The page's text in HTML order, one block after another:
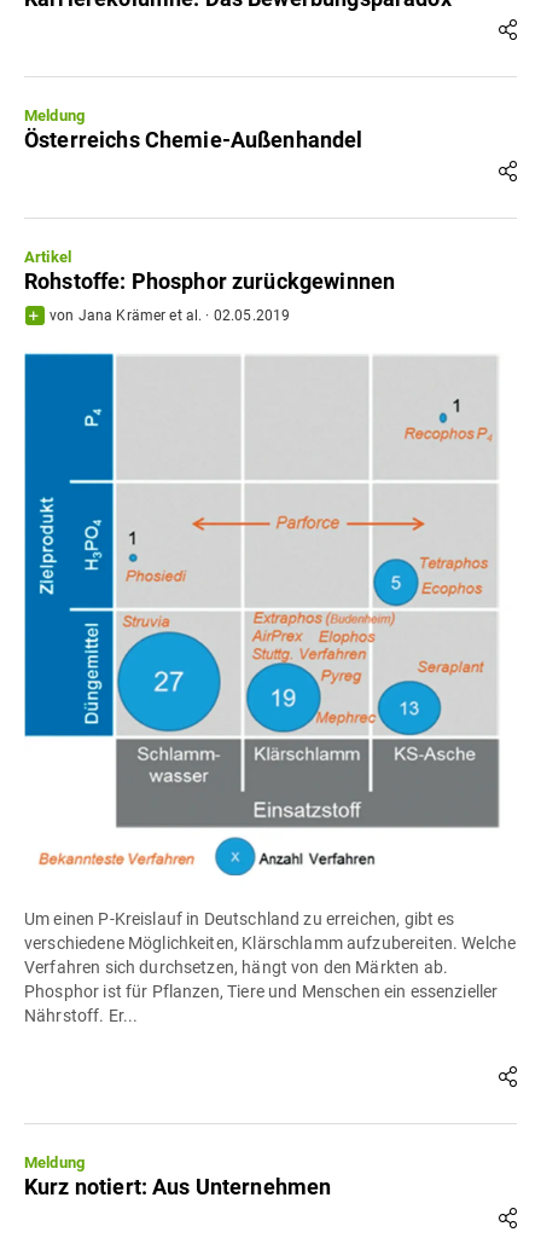
Meldung
Österreichs Chemie-Außenhandel
Artikel
Rohstoffe: Phosphor zurückgewinnen
von Jana Krämer et al. · 02.05.2019
Um einen P-Kreislauf in Deutschland zu erreichen, gibt es
verschiedene Möglichkeiten, Klärschlamm aufzubereiten. Welche
Verfahren sich durchsetzen, hängt von den Märkten ab.
Phosphor ist für Pflanzen, Tiere und Menschen ein essenzieller
Nährstoff. Er...
Meldung
Kurz notiert: Aus Unternehmen